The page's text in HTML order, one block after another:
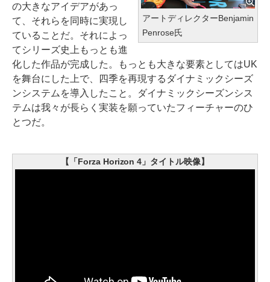
アートディレクターBenjamin
Penrose氏
の大きなアイデアがあっ
て、それらを同時に実現し
ていることだ。それによっ
てシリーズ史上もっとも進
化した作品が完成した。もっとも大きな要素としてはUK
を舞台にした上で、四季を再現するダイナミックシーズ
ンシステムを導入したこと。ダイナミックシーズンシス
テムは我々が長らく実装を願っていたフィーチャーのひ
とつだ。
【「Forza Horizon 4」タイトル映像】